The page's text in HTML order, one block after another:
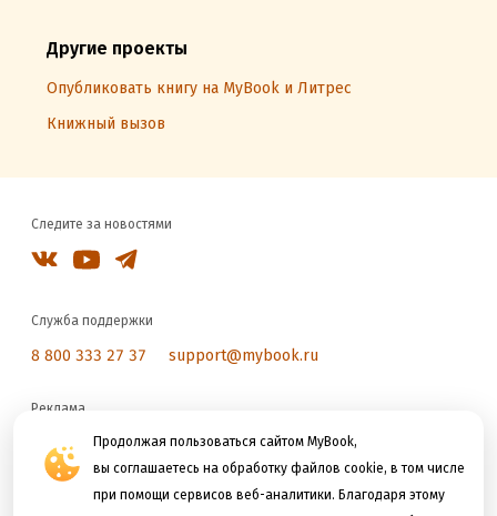
Продолжая пользоваться сайтом MyBook,
вы соглашаетесь на обработку файлов cookie, в том числе
при помощи сервисов веб-аналитики. Благодаря этому
Другие проекты
Опубликовать книгу на MyBook и Литрес
Книжный вызов
Следите за новостями
Служба поддержки
8 800 333 27 37 support@mybook.ru
Реклама
reklama@litres.ru
Мы принимаем к оплате